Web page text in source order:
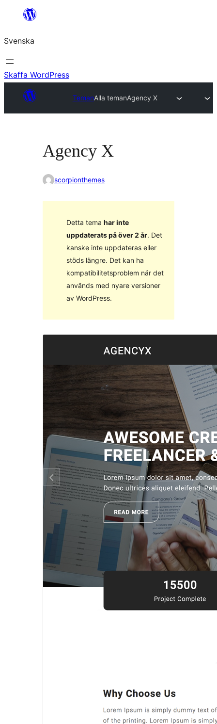
Hoppa
innehåll
Svenska
Skaffa WordPress
TemanAlla temanAgency X
Agency X
scorpionthemes
Detta tema har inte
uppdaterats på över 2 år. Det
kanske inte uppdateras eller
stöds längre. Det kan ha
kompatibilitetsproblem när det
används med nyare versioner
av WordPress.